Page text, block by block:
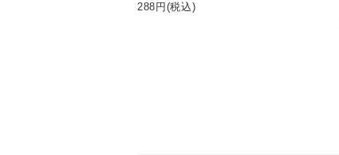
288 円(税込)